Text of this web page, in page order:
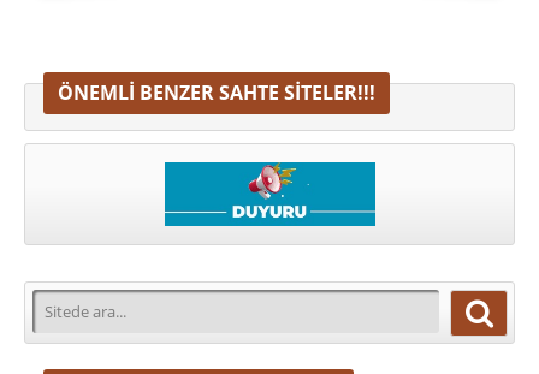
ÖNEMLI BENZER SAHTE SITELER!!!